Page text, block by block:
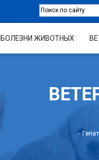
БОЛЕЗНИ ЖИВОТНЫХ
-